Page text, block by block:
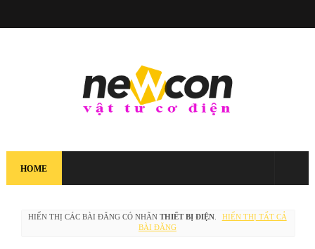
HOME
HIỂN THỊ CÁC BÀI ĐĂNG CÓ NHÃNTHIẾT BỊ ĐIỆN
HIỂN THỊ TẤT CẢ
BÀI ĐĂNG